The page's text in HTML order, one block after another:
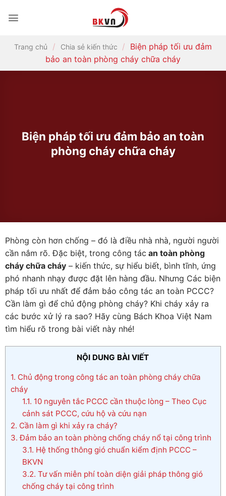
qua
dungTrang chủ / Chia sẻ kiến thức / Biện pháp tối ưu đảm
bảo an toàn phòng cháy chữa cháy
Biện pháp tối ưu đảm bảo an toàn
phòng cháy chữa cháy
Phòng còn hơn chống – đó là điều nhà nhà, người người
cần nắm rõ. Đặc biệt, trong công tác an toàn phòng
cháy chữa cháy– kiến thức, sự hiểu biết, bình tĩnh, ứng
phó nhanh nhạy được đặt lên hàng đầu. Nhưng Các biện
pháp tối ưu nhất để đảm bảo công tác an toàn PCCC?
Cần làm gì để chủ động phòng cháy? Khi cháy xảy ra
các bước xử lý ra sao? Hãy cùng Bách Khoa Việt Nam
tìm hiểu rõ trong bài viết này nhé!
NỘI DUNG BÀI VIẾT
1. Chủ động trong công tác an toàn phòng cháy chữa
cháy
1.1. 10 nguyên tắc PCCC cần thuộc lòng – Theo Cục
cảnh sát PCCC, cứu hộ và cứu nạn
2. Cần làm gì khi xảy ra cháy?
3. Đảm bảo an toàn phòng chống cháy nổ tại công trình
3.1. Hệ thống thông gió chuẩn kiểm định PCCC –
BKVN
3.2. Tư vấn miễn phí toàn diện giải pháp thông gió
chống cháy tại công trình